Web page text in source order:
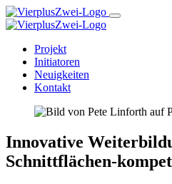
Projekt
Initiatoren
Neuigkeiten
Kontakt
Innovative
Schnittflächen-